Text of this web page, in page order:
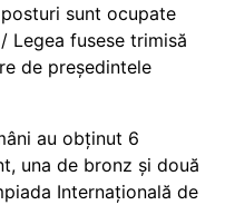
sunt ocupate
Legea fusese trimisă
de președintele
au obținut 6
una de bronz și două
Internațională de